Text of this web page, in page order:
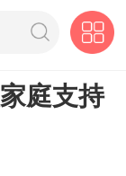
庭支持